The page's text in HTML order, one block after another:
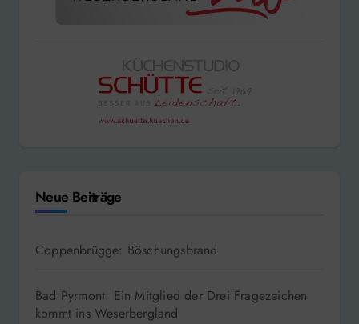
Neue Beiträge
Coppenbrügge: Böschungsbrand
Bad Pyrmont: Ein Mitglied der Drei Fragezeichen
kommt ins Weserbergland